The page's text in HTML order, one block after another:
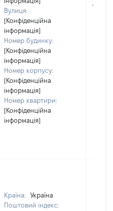
Вулиця:
[Конфіденційна
інформація]
Номер будинку:
[Конфіденційна
інформація]
Номер корпусу:
[Конфіденційна
інформація]
Номер квартири:
[Конфіденційна
інформація]
1
Країна:
Україна
Поштовий індекс: